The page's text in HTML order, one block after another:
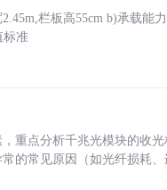
栏板高55cm b)承载能
标准
重点分析千兆光模块的收
的常见原因（如光纤损耗